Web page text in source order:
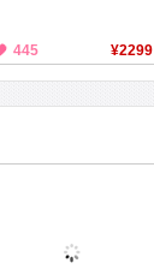
445 ¥2299